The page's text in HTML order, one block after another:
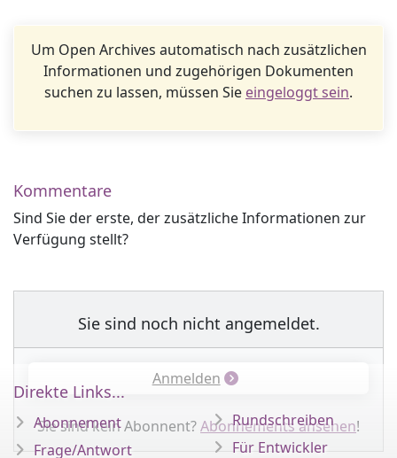
Um Open Archives automatisch nach zusätzlichen
Informationen und zugehörigen Dokumenten
suchen zu lassen, müssen Sie eingeloggt sein.
Kommentare
Sind Sie der erste, der zusätzliche Informationen zur
Verfügung stellt?
Sie sind noch nicht angemeldet.
Anmelden
Sie sind kein Abonnent?Abonnements ansehen!
Direkte Links...
Abonnement
Frage/Antwort
Rundschreiben
Für Entwickler